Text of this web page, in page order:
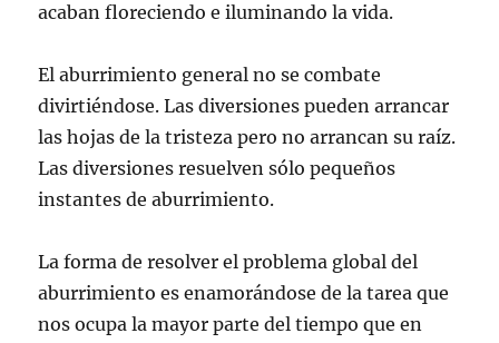
acaban floreciendo e iluminando la vida.
El aburrimiento general no se combate
divirtiéndose. Las diversiones pueden arrancar
las hojas de la tristeza pero no arrancan su raíz.
Las diversiones resuelven sólo pequeños
instantes de aburrimiento.
La forma de resolver el problema global del
aburrimiento es enamorándose de la tarea que
nos ocupa la mayor parte del tiempo que en